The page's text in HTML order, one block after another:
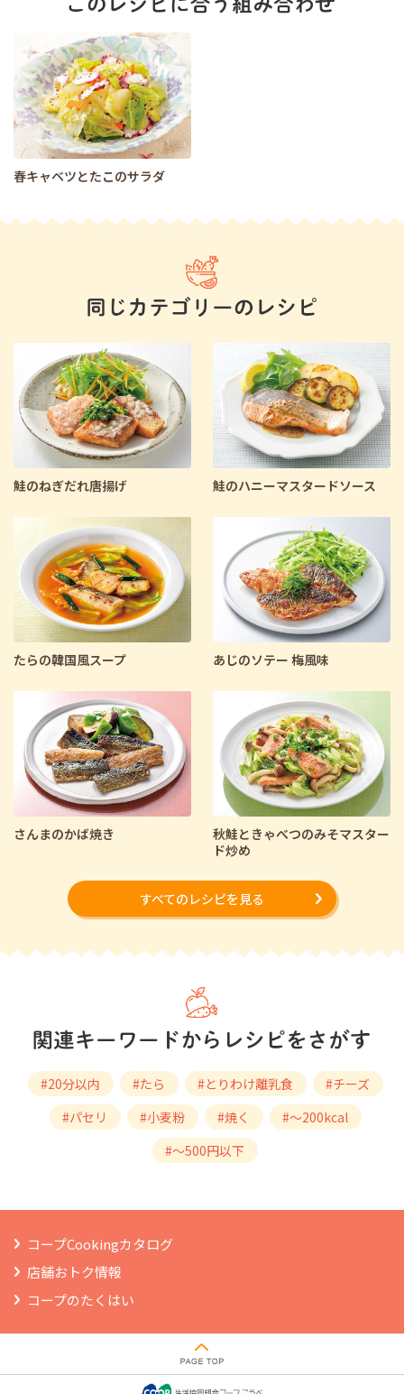
春キャベツとたこのサラダ
鮭のねぎだれ唐揚げ 鮭のハニーマスタードソース
たらの韓国風スープ あじのソテー 梅風味
さんまのかば焼き
秋鮭ときゃべつのみそマスター
ド炒め
すべてのレシピを見る
#20分以内 #たら #とりわけ離乳食
#チーズ
#パセリ
#小麦粉 #焼く
#～200kcal
#～500円以下
コープCookingカタログ
店舗おトク情報
コープのたくはい